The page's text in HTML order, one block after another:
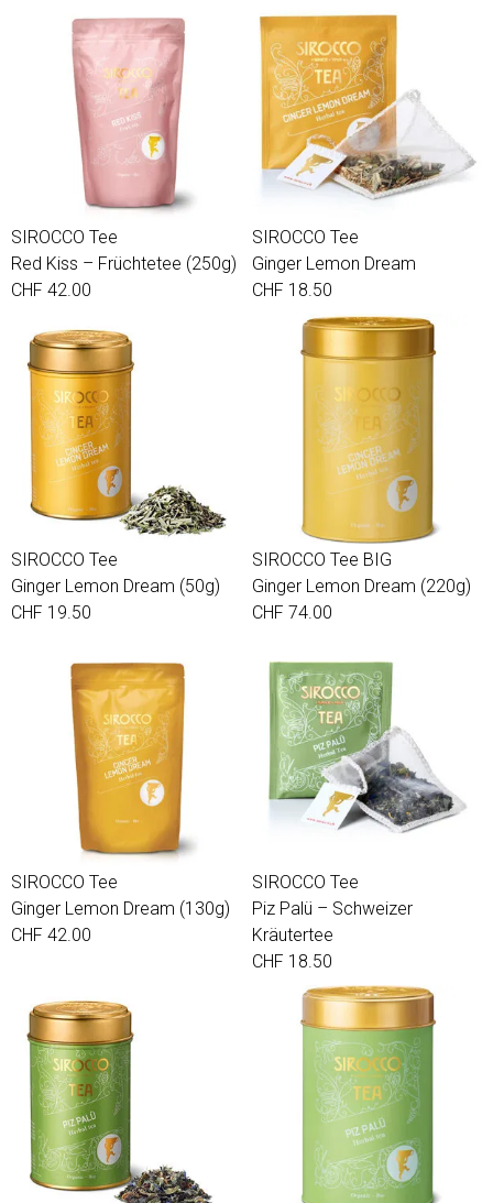
SIROCCO Tee
Red Kiss – Früchtetee (250g)
CHF 42.00
SIROCCO Tee
Ginger Lemon Dream
CHF 18.50
SIROCCO Tee
Ginger Lemon Dream (50g)
CHF 19.50
SIROCCO Tee BIG
Ginger Lemon Dream (220g)
CHF 74.00
SIROCCO Tee
Ginger Lemon Dream (130g)
CHF 42.00
SIROCCO Tee
Piz Palü – Schweizer
Kräutertee
CHF 18.50